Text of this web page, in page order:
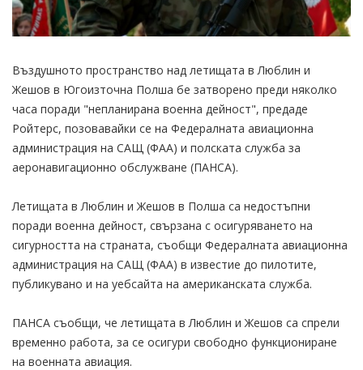
Въздушното пространство над летищата в Люблин и
Жешов в Югоизточна Полша бе затворено преди няколко
часа поради "непланирана военна дейност", предаде
Ройтерс, позовавайки се на Федералната авиационна
администрация на САЩ (ФАА) и полската служба за
аеронавигационно обслужване (ПАНСА).
Летищата в Люблин и Жешов в Полша са недостъпни
поради военна дейност, свързана с осигуряването на
сигурността на страната, съобщи Федералната авиационна
администрация на САЩ (ФАА) в известие до пилотите,
публикувано и на уебсайта на американската служба.
ПАНСА съобщи, че летищата в Люблин и Жешов са спрели
временно работа, за се осигури свободно функциониране
на военната авиация.